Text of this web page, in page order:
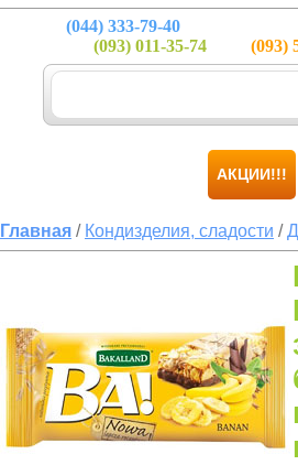
(044) 333-79-40
(093) 011-35-74 (093)
АКЦИИ!!!
Главная / Кондизделия, сладости /